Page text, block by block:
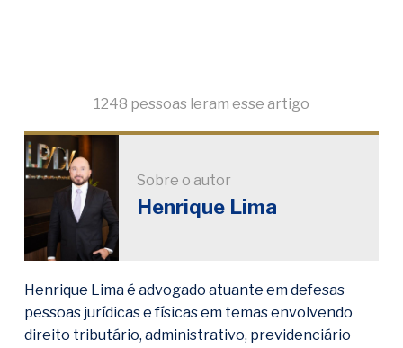
1248 pessoas leram esse artigo
Sobre o autor
Henrique Lima
Henrique Lima é advogado atuante em defesas
pessoas jurídicas e físicas em temas envolvendo
direito tributário, administrativo, previdenciário